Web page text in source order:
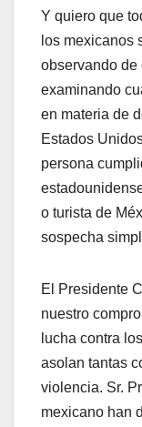
Y quiero que
los mexicanos
observando de
examinando
en materia de
Estados
persona
o turista de
sospecha
El Presidente
nuestro
lucha contra
asolan tantas
violencia. Sr.
mexicano han